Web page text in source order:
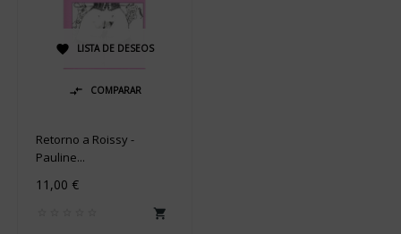
 LISTA DE DESEOS
 COMPARAR
Retorno a Roissy -
Pauline...
11,00 €
